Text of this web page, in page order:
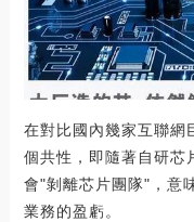
在對比國內幾家互聯網
個共性，即隨著自研芯
會"剝離芯片團隊"，意
業務的盈虧。